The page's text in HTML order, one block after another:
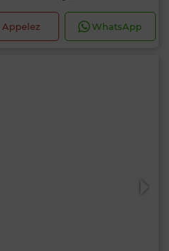
Appelez WhatsApp